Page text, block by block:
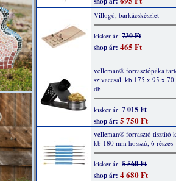
Villogó, barkácskészlet
kisker ár: 730 Ft
shop ár: 465 Ft
velleman® forrasztópáka
szivaccsal, kb 175 x 95 x
db
kisker ár: 7 015 Ft
shop ár: 5 750 Ft
velleman® forrasztó tisztító
kb 180 mm hosszú, 6 részes
kisker ár: 5 560 Ft
shop ár: 4 680 Ft